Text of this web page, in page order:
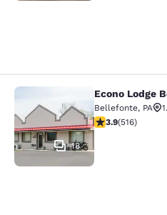
Econo Lodge
18
Econo Lodge
Bellefonte, PA
calificación de
3.9(516)